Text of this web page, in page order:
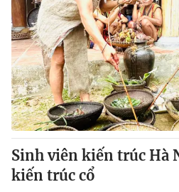
Y tế
Thế giới
Tin tức
Thế giới đó đây
Câu chuyện quốc tế
Kinh tế
Tài chính
Thị trường
Góc doanh nghiệp
Dữ liệu và đời sống
Truyền hình
Sinh viên kiến trúc Hà
kiến trúc cổ